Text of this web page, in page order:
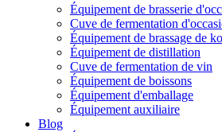
Équipement de brasserie
Cuve de fermentation
Équipement de brassage de
Équipement de distillation
Cuve de fermentation de vin
Équipement de boissons
Équipement d'emballage
Équipement auxiliaire
Blog